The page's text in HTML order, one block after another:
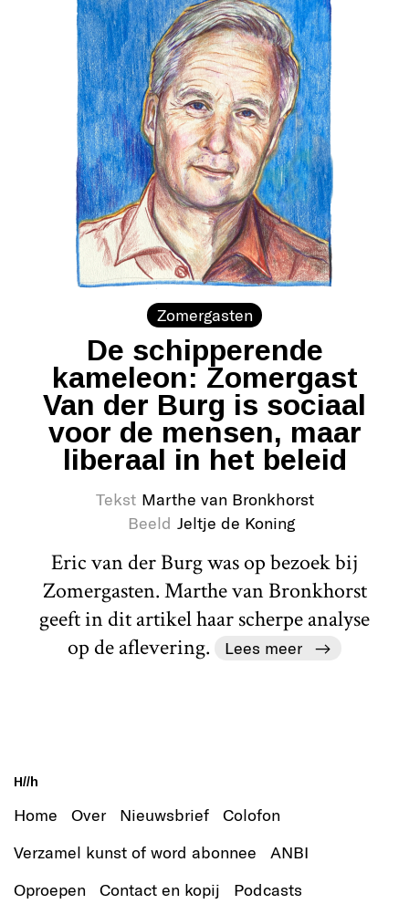
Zomergasten
De schipperende
kameleon: Zomergast
Van der Burg is sociaal
voor de mensen, maar
liberaal in het beleid
Tekst Marthe van Bronkhorst
Beeld Jeltje de Koning
Eric van der Burg was op bezoek bij
Zomergasten. Marthe van Bronkhorst
geeft in dit artikel haar scherpe analyse
op de aflevering.
Lees meer
H//h
Home Over Nieuwsbrief
Colofon
Verzamel kunst of word abonnee
ANBI
Oproepen
Contact en kopij Podcasts